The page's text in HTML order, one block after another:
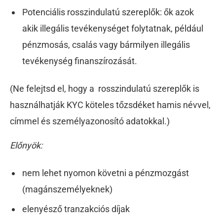
Potenciális rosszindulatú szereplők: ők azok
akik illegális tevékenységet folytatnak, például
pénzmosás, csalás vagy bármilyen illegális
tevékenység finanszírozását.
(Ne felejtsd el, hogy a rosszindulatú szereplők is
használhatják KYC köteles tőzsdéket hamis névvel,
címmel és személyazonosító adatokkal.)
Előnyök:
nem lehet nyomon követni a pénzmozgást
(magánszemélyeknek)
elenyésző tranzakciós díjak